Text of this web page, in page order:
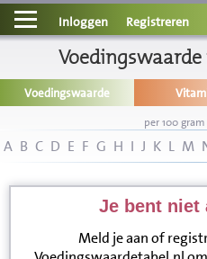
Contact
Informatie
Disclaimer
Inloggen Registreren
Voedingswaarde
per 100 gram
A B C D E F G H I J K L M
Je bent niet
Meld je aan of